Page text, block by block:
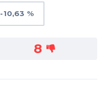
-10,63 %
8